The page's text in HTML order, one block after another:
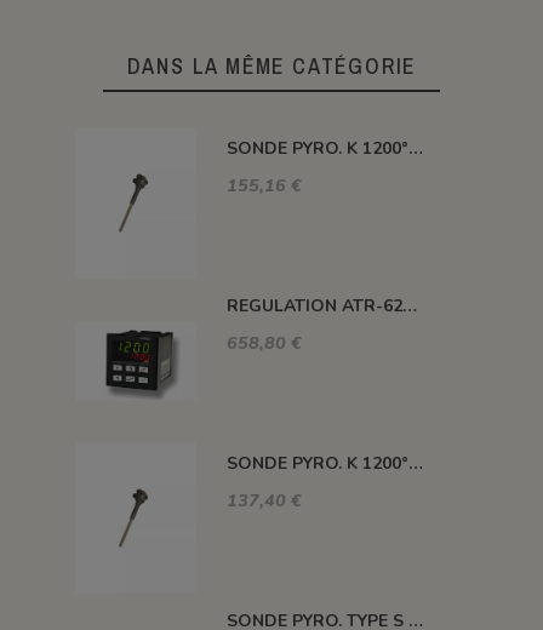
DANS LA MÊME CATÉGORIE
SONDE PYRO. K 1200° 300MM AVEC TETE
155,16 €
REGULATION ATR-621 13 ABC-T
658,80 €
SONDE PYRO. K 1200° 220MM AVEC TETE
137,40 €
SONDE PYRO. TYPE S 1400° 120MM SANS TETE